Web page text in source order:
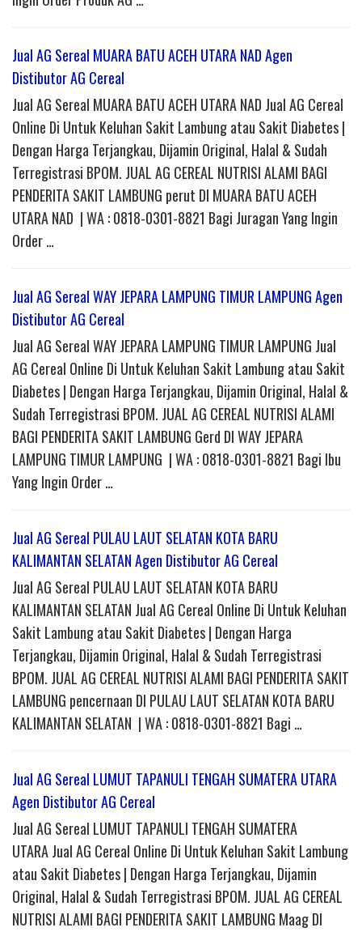
Jual AG Sereal MUARA BATU ACEH UTARA NAD Agen
Distibutor AG Cereal
Jual AG Sereal MUARA BATU ACEH UTARA NAD Jual AG Cereal
Online Di Untuk Keluhan Sakit Lambung atau Sakit Diabetes |
Dengan Harga Terjangkau, Dijamin Original, Halal & Sudah
Terregistrasi BPOM. JUAL AG CEREAL NUTRISI ALAMI BAGI
PENDERITA SAKIT LAMBUNG perut DI MUARA BATU ACEH
UTARA NAD | WA : 0818-0301-8821 Bagi Juragan Yang Ingin
Order …
Jual AG Sereal WAY JEPARA LAMPUNG TIMUR LAMPUNG Agen
Distibutor AG Cereal
Jual AG Sereal WAY JEPARA LAMPUNG TIMUR LAMPUNG Jual
AG Cereal Online Di Untuk Keluhan Sakit Lambung atau Sakit
Diabetes | Dengan Harga Terjangkau, Dijamin Original, Halal &
Sudah Terregistrasi BPOM. JUAL AG CEREAL NUTRISI ALAMI
BAGI PENDERITA SAKIT LAMBUNG Gerd DI WAY JEPARA
LAMPUNG TIMUR LAMPUNG | WA : 0818-0301-8821 Bagi Ibu
Yang Ingin Order …
Jual AG Sereal PULAU LAUT SELATAN KOTA BARU
KALIMANTAN SELATAN Agen Distibutor AG Cereal
Jual AG Sereal PULAU LAUT SELATAN KOTA BARU
KALIMANTAN SELATAN Jual AG Cereal Online Di Untuk Keluhan
Sakit Lambung atau Sakit Diabetes | Dengan Harga
Terjangkau, Dijamin Original, Halal & Sudah Terregistrasi
BPOM. JUAL AG CEREAL NUTRISI ALAMI BAGI PENDERITA SAKIT
LAMBUNG pencernaan DI PULAU LAUT SELATAN KOTA BARU
KALIMANTAN SELATAN | WA : 0818-0301-8821 Bagi …
Jual AG Sereal LUMUT TAPANULI TENGAH SUMATERA UTARA
Agen Distibutor AG Cereal
Jual AG Sereal LUMUT TAPANULI TENGAH SUMATERA
UTARA Jual AG Cereal Online Di Untuk Keluhan Sakit Lambung
atau Sakit Diabetes | Dengan Harga Terjangkau, Dijamin
Original, Halal & Sudah Terregistrasi BPOM. JUAL AG CEREAL
NUTRISI ALAMI BAGI PENDERITA SAKIT LAMBUNG Maag DI